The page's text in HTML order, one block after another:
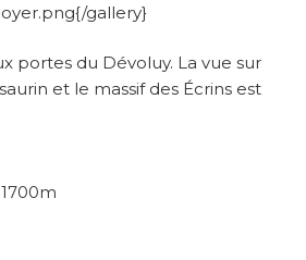
gallery}
portes du Dévoluy. La vue sur
et le massif des Écrins est